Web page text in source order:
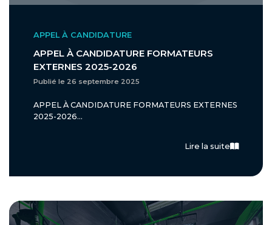
APPEL À CANDIDATURE
APPEL À CANDIDATURE FORMATEURS
EXTERNES 2025-2026
Publié le 26 septembre 2025
APPEL À CANDIDATURE FORMATEURS EXTERNES
2025-2026...
Lire la suite